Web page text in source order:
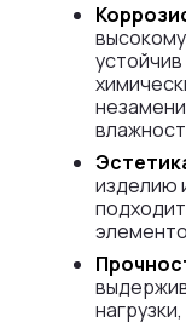
изделию